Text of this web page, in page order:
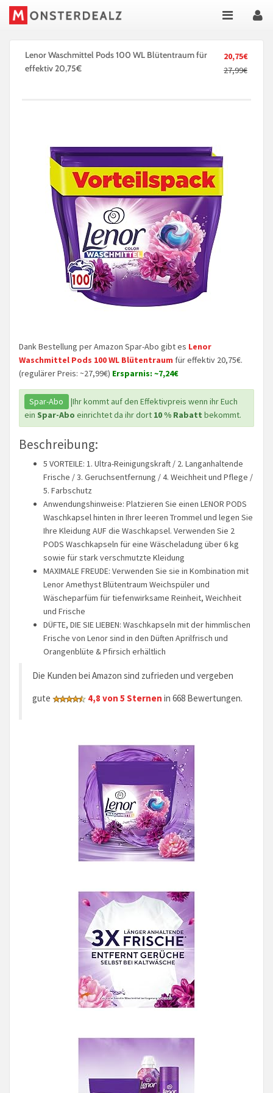
20,75€
27,99€
Lenor Waschmittel Pods 100 WL Blütentraum für
effektiv 20,75€
Dank Bestellung per Amazon Spar-Abo gibt es Lenor
Waschmittel Pods 100 WL Blütentraum für effektiv 20,75€.
(regulärer Preis: ~27,99€) Ersparnis: ~7,24€
Spar-Abo
|Ihr kommt auf den Effektivpreis wenn ihr Euch
ein Spar-Abo einrichtet da ihr dort 10 % Rabatt bekommt.
Beschreibung:
5 VORTEILE: 1. Ultra-Reinigungskraft / 2. Langanhaltende
Frische / 3. Geruchsentfernung / 4. Weichheit und Pflege /
5. Farbschutz
Anwendungshinweise: Platzieren Sie einen LENOR PODS
Waschkapsel hinten in Ihrer leeren Trommel und legen Sie
Ihre Kleidung AUF die Waschkapsel. Verwenden Sie 2
PODS Waschkapseln für eine Wäscheladung über 6 kg
sowie für stark verschmutzte Kleidung
MAXIMALE FREUDE: Verwenden Sie sie in Kombination mit
Lenor Amethyst Blütentraum Weichspüler und
Wäscheparfüm für tiefenwirksame Reinheit, Weichheit
und Frische
DÜFTE, DIE SIE LIEBEN: Waschkapseln mit der himmlischen
Frische von Lenor sind in den Düften Aprilfrisch und
Orangenblüte & Pfirsich erhältlich
Die Kunden bei Amazon sind zufrieden und vergeben
gute
4,8 von 5 Sternen in 668 Bewertungen.